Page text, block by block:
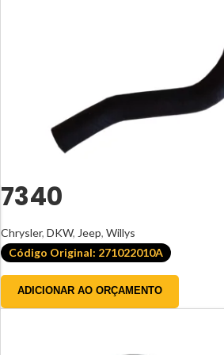
7340
Chrysler, DKW, Jeep, Willys
Código Original: 271022010A
ADICIONAR AO ORÇAMENTO